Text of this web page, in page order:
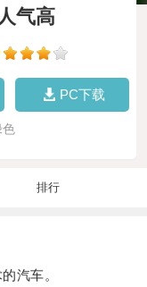
气高
PC下载
色
排行
汽车。